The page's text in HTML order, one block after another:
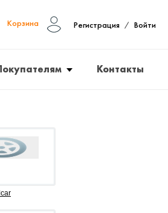
Корзина Регистрация / Войти
Контакты